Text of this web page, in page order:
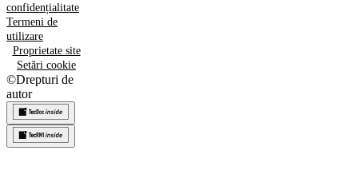
confidențialitate
Termeni de
utilizare
Proprietate site
Setări cookie
©Drepturi de
autor